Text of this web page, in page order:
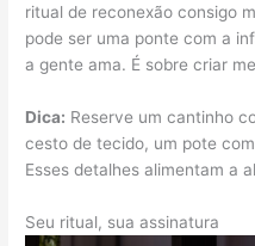
ritual de reconexão consigo
pode ser uma ponte com a
a gente ama. É sobre criar
Dica: Reserve um cantinho
cesto de tecido, um pote
Esses detalhes alimentam a
Seu ritual, sua assinatura